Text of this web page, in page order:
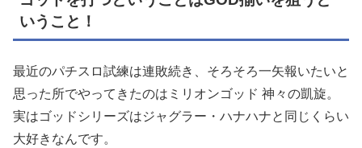
いうこと！
最近のパチスロ試練は連敗続き、そろそろ一矢報いたいと
思った所でやってきたのはミリオンゴッド 神々の凱旋。
実はゴッドシリーズはジャグラー・ハナハナと同じくらい
大好きなんです。